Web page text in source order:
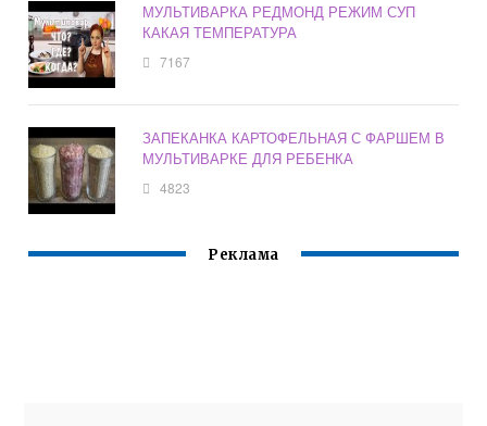
МУЛЬТИВАРКА РЕДМОНД РЕЖИМ СУП
КАКАЯ ТЕМПЕРАТУРА
7167
ЗАПЕКАНКА КАРТОФЕЛЬНАЯ С ФАРШЕМ В
МУЛЬТИВАРКЕ ДЛЯ РЕБЕНКА
4823
Реклама